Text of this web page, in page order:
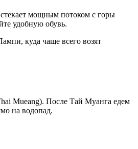
стекает мощным потоком с горы
удобную обувь.
куда чаще всего возят
Mueang). После Тай Муанга едем
на водопад.